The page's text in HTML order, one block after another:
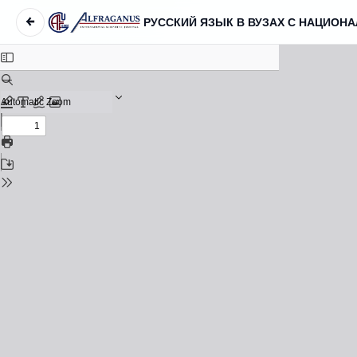
←
Вернуться к Подробностям о статье
РУССКИЙ ЯЗЫК В ВУЗАХ С